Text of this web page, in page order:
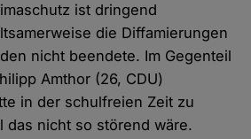
ist dringend
die Diffamierungen
nicht beendete. Im Gegenteil
Amthor (26, CDU)
in der schulfreien Zeit zu
das nicht so störend wäre.